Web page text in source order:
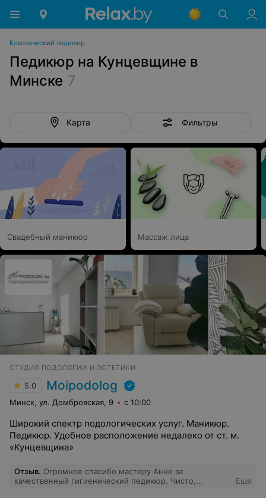
Классический педикюр
Педикюр на Кунцевщине в
Минске 7
Карта Фильтры
Свадебный маникюр Массаж лица
СТУДИЯ ПОДОЛОГИИ И ЭСТЕТИКИ
5.0 Moipodolog
Минск, ул. Домбровская, 9 с 10:00
Широкий спектр подологических услуг. Маникюр.
Педикюр. Удобное расположение недалеко от ст. м.
«Кунцевщина»
Отзыв. Огромное спасибо мастеру Анне за
качественный гигиенический педикюр. Чисто,
Еще